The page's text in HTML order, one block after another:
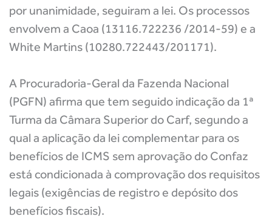
por unanimidade, seguiram a lei. Os processos
envolvem a Caoa (13116.722236 /2014-59) e a
White Martins (10280.722443/201171).
A Procuradoria-Geral da Fazenda Nacional
(PGFN) afirma que tem seguido indicação da 1ª
Turma da Câmara Superior do Carf, segundo a
qual a aplicação da lei complementar para os
benefícios de ICMS sem aprovação do Confaz
está condicionada à comprovação dos requisitos
legais (exigências de registro e depósito dos
benefícios fiscais).